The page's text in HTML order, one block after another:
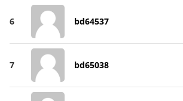
6 bd64537
7 bd65038